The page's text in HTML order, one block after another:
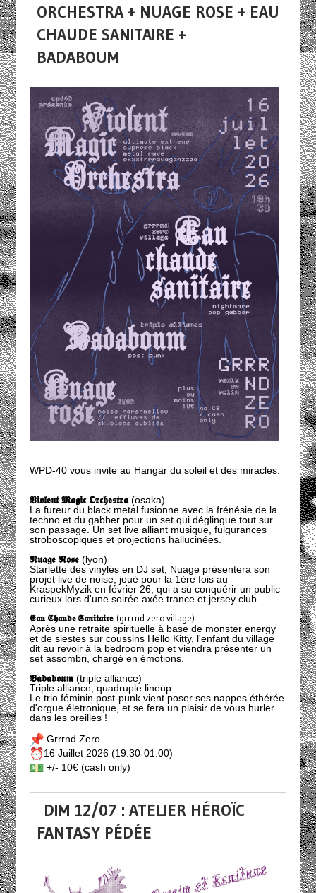
ORCHESTRA + NUAGE ROSE + EAU
CHAUDE SANITAIRE +
BADABOUM
WPD-40 vous invite au Hangar du soleil et des miracles.
𝖁𝖎𝖔𝖑𝖊𝖓𝖙 𝕸𝖆𝖌𝖎𝖈 𝕺𝖗𝖈𝖍𝖊𝖘𝖙𝖗𝖆(osaka)
La fureur du black metal fusionne avec la frénésie de la
techno et du gabber pour un set qui déglingue tout sur
son passage. Un set live alliant musique, fulgurances
stroboscopiques et projections hallucinées.
𝕹𝖚𝖆𝖌𝖊 𝕽𝖔𝖘𝖊(lyon)
Starlette des vinyles en DJ set, Nuage présentera son
projet live de noise, joué pour la 1ère fois au
KraspekMyzik en février 26, qui a su conquérir un public
curieux lors d'une soirée axée trance et jersey club.
𝕰𝖆𝖚 𝕮𝖍𝖆𝖚𝖉𝖊 𝕾𝖆𝖓𝖎𝖙𝖆𝖎𝖗𝖊 (grrrnd zero village)
Après une retraite spirituelle à base de monster energy
et de siestes sur coussins Hello Kitty, l'enfant du village
dit au revoir à la bedroom pop et viendra présenter un
set assombri, chargé en émotions.
𝕭𝖆𝖉𝖆𝖇𝖔𝖚𝖒(triple alliance)
Triple alliance, quadruple lineup.
Le trio féminin post-punk vient poser ses nappes éthérée
d'orgue életronique, et se fera un plaisir de vous hurler
dans les oreilles !
Grrrnd Zero
16 Juillet 2026 (19:30-01:00)
+/- 10€ (cash only)
DIM 12/07 : ATELIER HÉROÏC
FANTASY PÉDÉE